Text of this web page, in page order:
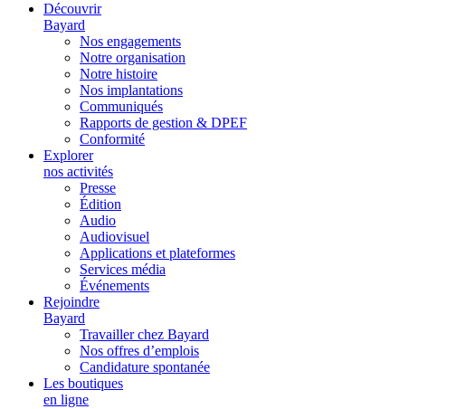
Découvrir
Bayard
Nos engagements
Notre organisation
Notre histoire
Nos implantations
Communiqués
Rapports de gestion & DPEF
Conformité
Explorer
nos activités
Presse
Édition
Audio
Audiovisuel
Applications et plateformes
Services média
Événements
Rejoindre
Bayard
Travailler chez Bayard
Nos offres d’emplois
Candidature spontanée
Les boutiques
en ligne